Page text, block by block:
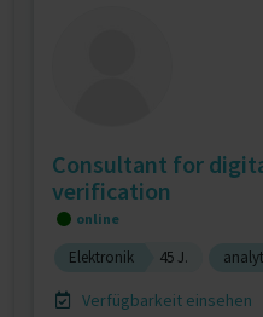
Consultant for
verification
online
Elektronik 45 J.
Verfügbarkeit einsehen